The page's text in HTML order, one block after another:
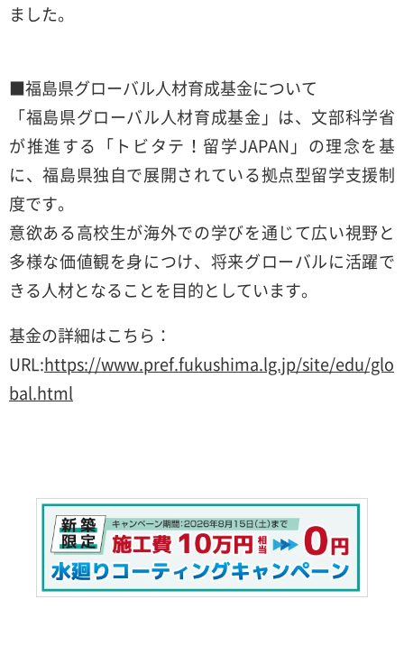
ました。
■福島県グローバル人材育成基金について
「福島県グローバル人材育成基金」は、文部科学省
が推進する「トビタテ！留学JAPAN」の理念を基
に、福島県独自で展開されている拠点型留学支援制
度です。
意欲ある高校生が海外での学びを通じて広い視野と
多様な価値観を身につけ、将来グローバルに活躍で
きる人材となることを目的としています。
基金の詳細はこちら：
URL:https://www.pref.fukushima.lg.jp/site/edu/glo
bal.html